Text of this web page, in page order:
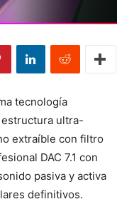
tecnología
estructura ultra-
extraíble con filtro
DAC 7.1 con
pasiva y activa
definitivos.